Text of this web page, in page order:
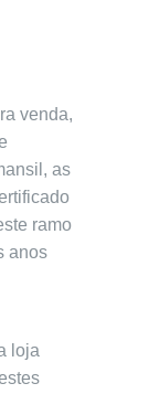
venda,
as
ramo
anos
loja